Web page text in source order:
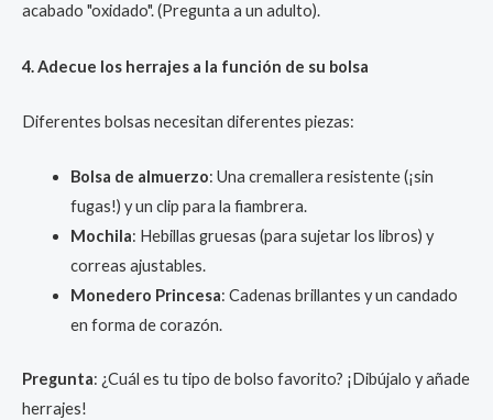
acabado "oxidado". (Pregunta a un adulto).
4. Adecue los herrajes a la función de su bolsa
Diferentes bolsas necesitan diferentes piezas:
Bolsa de almuerzo: Una cremallera resistente (¡sin
fugas!) y un clip para la fiambrera.
Mochila: Hebillas gruesas (para sujetar los libros) y
correas ajustables.
Monedero Princesa: Cadenas brillantes y un candado
en forma de corazón.
Pregunta: ¿Cuál es tu tipo de bolso favorito? ¡Dibújalo y añade
herrajes!